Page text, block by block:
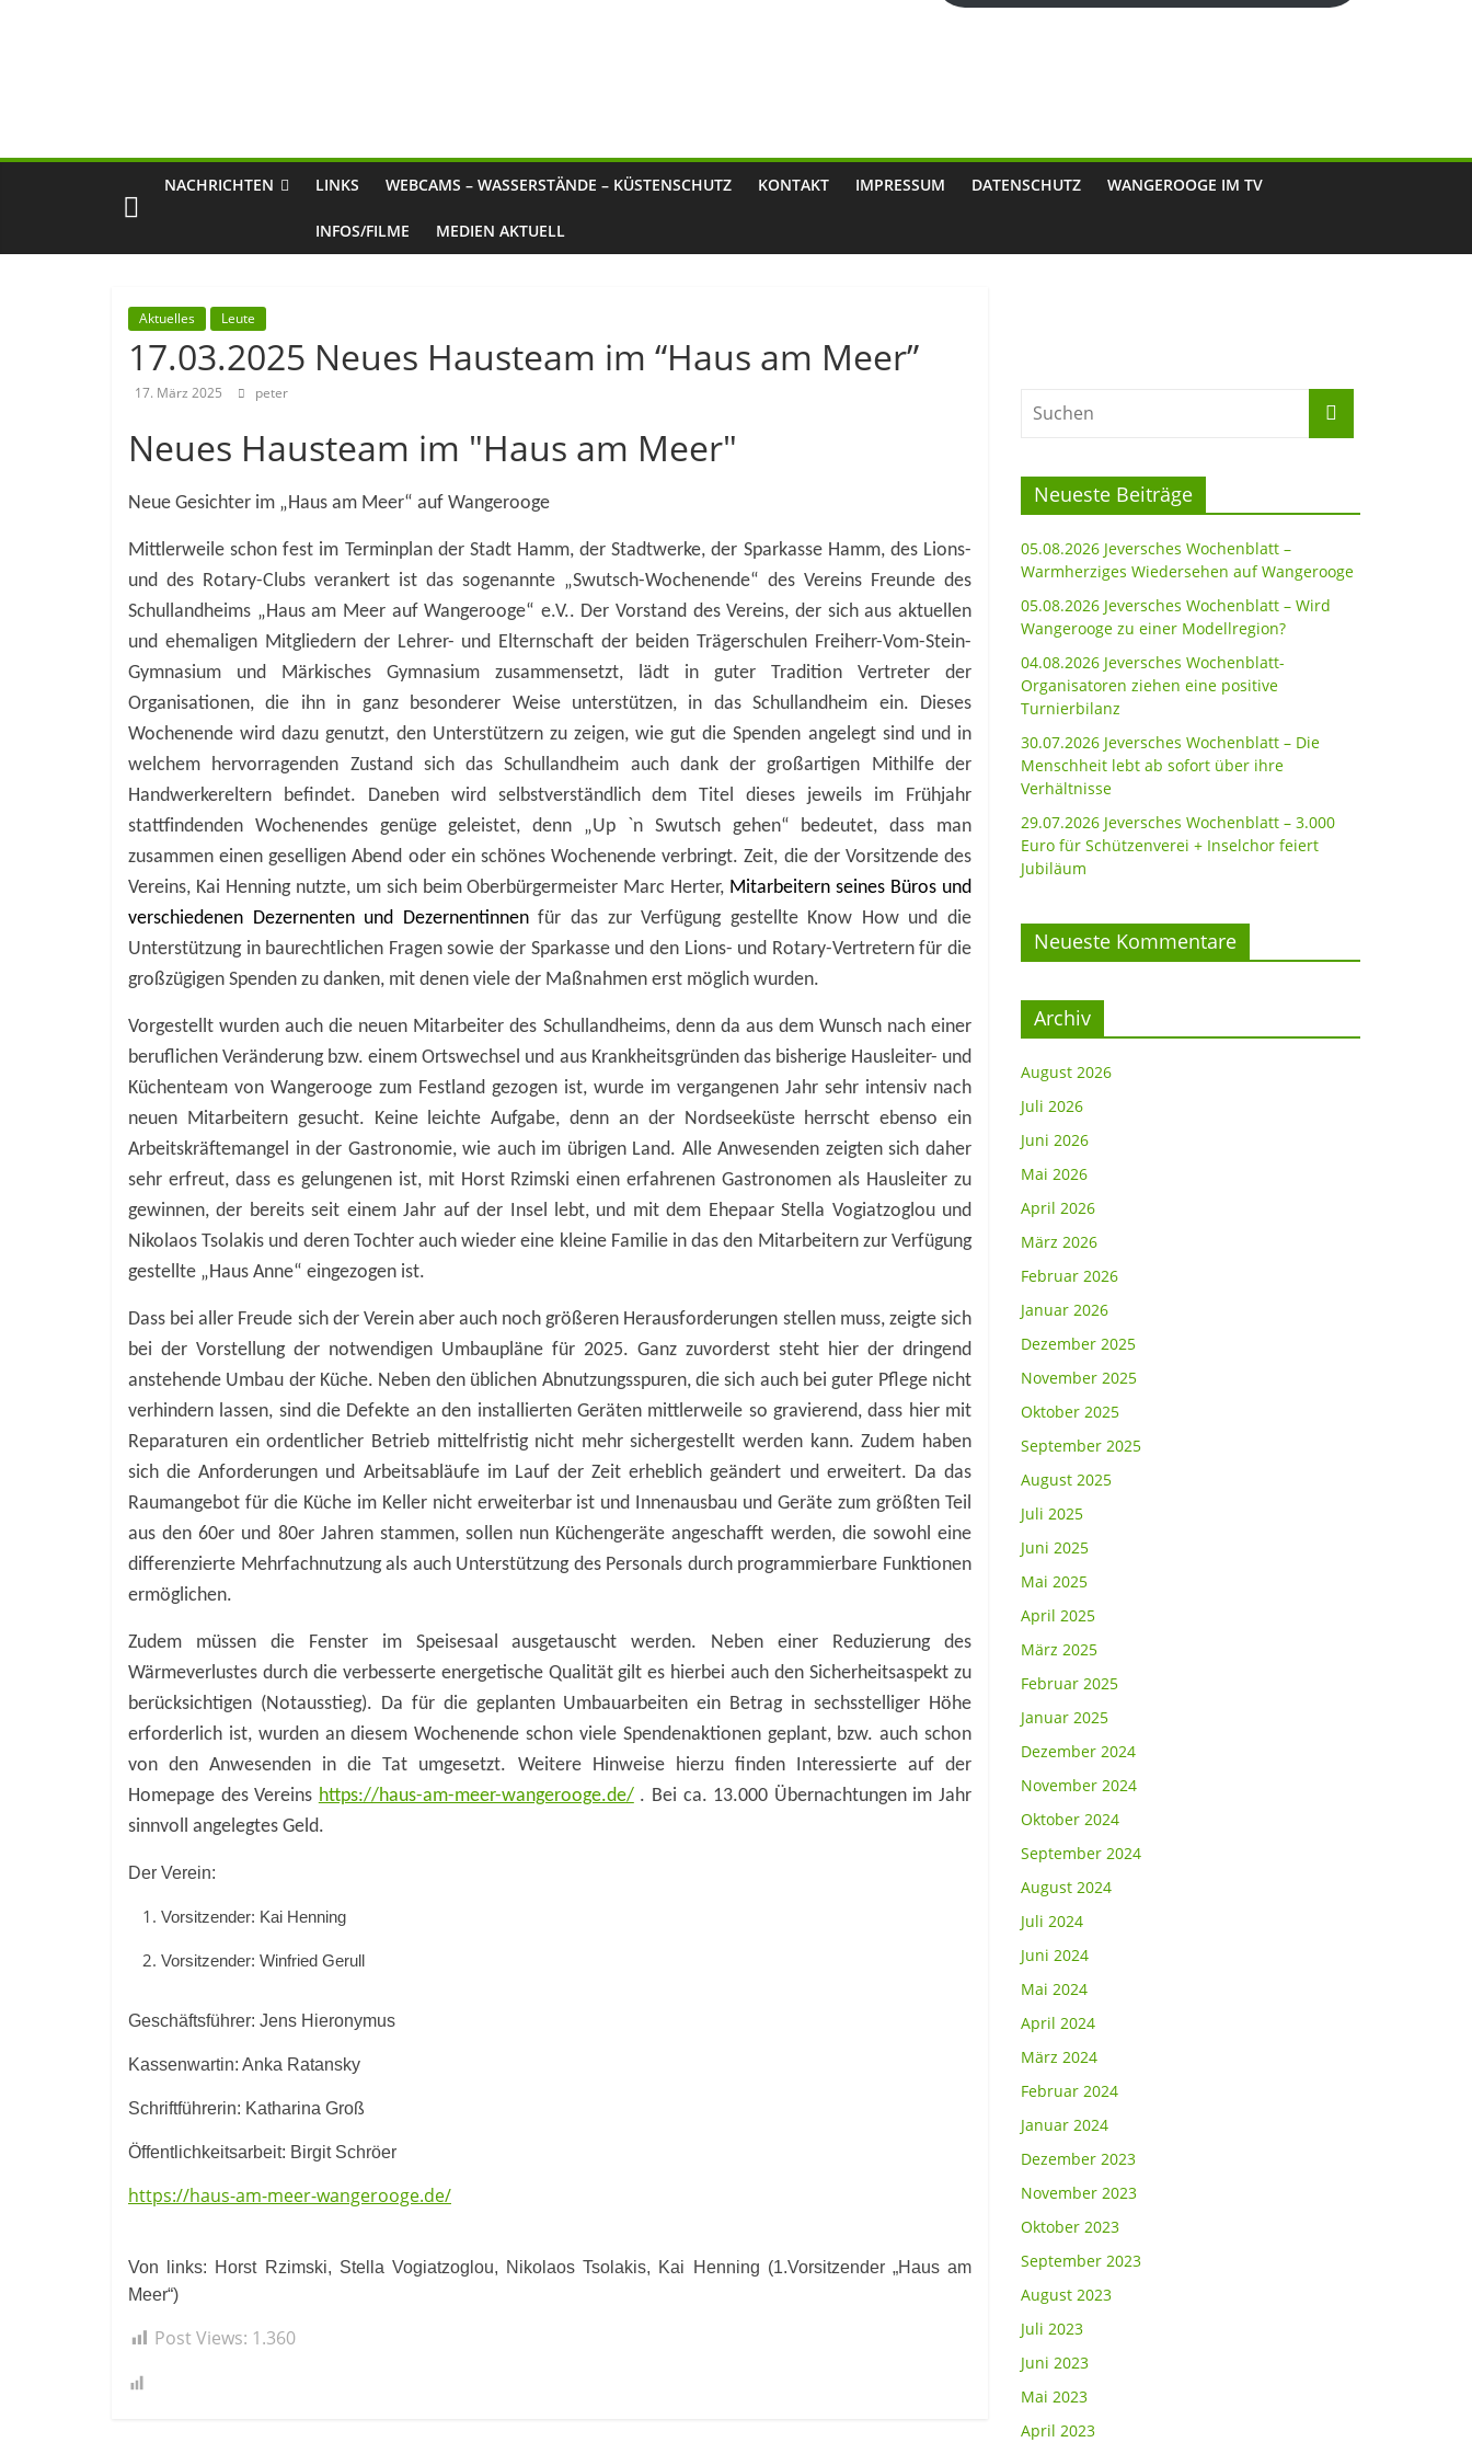
NACHRICHTEN LINKS WEBCAMS – WASSERSTÄNDE – KÜSTENSCHUTZ KONTAKT IMPRESSUM DATENSCHUTZ WANGEROOGE IM TV
INFOS/FILME MEDIEN AKTUELL
Aktuelles Leute
17.03.2025 Neues Hausteam im “Haus am Meer”
17. März 2025 peter
Neues Hausteam im "Haus am Meer"
Neue Gesichter im „Haus am Meer“ auf Wangerooge
Mittlerweile schon fest im Terminplan der Stadt Hamm, der Stadtwerke, der Sparkasse Hamm, des Lions-
und des Rotary-Clubs verankert ist das sogenannte „Swutsch-Wochenende“ des Vereins Freunde des
Schullandheims „Haus am Meer auf Wangerooge“ e.V.. Der Vorstand des Vereins, der sich aus aktuellen
und ehemaligen Mitgliedern der Lehrer- und Elternschaft der beiden Trägerschulen Freiherr-Vom-Stein-
Gymnasium und Märkisches Gymnasium zusammensetzt, lädt in guter Tradition Vertreter der
Organisationen, die ihn in ganz besonderer Weise unterstützen, in das Schullandheim ein. Dieses
Wochenende wird dazu genutzt, den Unterstützern zu zeigen, wie gut die Spenden angelegt sind und in
welchem hervorragenden Zustand sich das Schullandheim auch dank der großartigen Mithilfe der
Handwerkereltern befindet. Daneben wird selbstverständlich dem Titel dieses jeweils im Frühjahr
stattfindenden Wochenendes genüge geleistet, denn „Up `n Swutsch gehen“ bedeutet, dass man
zusammen einen geselligen Abend oder ein schönes Wochenende verbringt. Zeit, die der Vorsitzende des
Vereins, Kai Henning nutzte, um sich beim Oberbürgermeister Marc Herter, Mitarbeitern seines Büros und
verschiedenen Dezernenten und Dezernentinnenfür das zur Verfügung gestellte Know How und die
Unterstützung in baurechtlichen Fragen sowie der Sparkasse und den Lions- und Rotary-Vertretern für die
großzügigen Spenden zu danken, mit denen viele der Maßnahmen erst möglich wurden.
Vorgestellt wurden auch die neuen Mitarbeiter des Schullandheims, denn da aus dem Wunsch nach einer
beruflichen Veränderung bzw. einem Ortswechsel und aus Krankheitsgründen das bisherige Hausleiter- und
Küchenteam von Wangerooge zum Festland gezogen ist, wurde im vergangenen Jahr sehr intensiv nach
neuen Mitarbeitern gesucht. Keine leichte Aufgabe, denn an der Nordseeküste herrscht ebenso ein
Arbeitskräftemangel in der Gastronomie, wie auch im übrigen Land. Alle Anwesenden zeigten sich daher
sehr erfreut, dass es gelungenen ist, mit Horst Rzimski einen erfahrenen Gastronomen als Hausleiter zu
gewinnen, der bereits seit einem Jahr auf der Insel lebt, und mit dem Ehepaar Stella Vogiatzoglou und
Nikolaos Tsolakis und deren Tochter auch wieder eine kleine Familie in das den Mitarbeitern zur Verfügung
gestellte „Haus Anne“ eingezogen ist.
Dass bei aller Freude sich der Verein aber auch noch größeren Herausforderungen stellen muss, zeigte sich
bei der Vorstellung der notwendigen Umbaupläne für 2025. Ganz zuvorderst steht hier der dringend
anstehende Umbau der Küche. Neben den üblichen Abnutzungsspuren, die sich auch bei guter Pflege nicht
verhindern lassen, sind die Defekte an den installierten Geräten mittlerweile so gravierend, dass hier mit
Reparaturen ein ordentlicher Betrieb mittelfristig nicht mehr sichergestellt werden kann. Zudem haben
sich die Anforderungen und Arbeitsabläufe im Lauf der Zeit erheblich geändert und erweitert. Da das
Raumangebot für die Küche im Keller nicht erweiterbar ist und Innenausbau und Geräte zum größten Teil
aus den 60er und 80er Jahren stammen, sollen nun Küchengeräte angeschafft werden, die sowohl eine
differenzierte Mehrfachnutzung als auch Unterstützung des Personals durch programmierbare Funktionen
ermöglichen.
Zudem müssen die Fenster im Speisesaal ausgetauscht werden. Neben einer Reduzierung des
Wärmeverlustes durch die verbesserte energetische Qualität gilt es hierbei auch den Sicherheitsaspekt zu
berücksichtigen (Notausstieg). Da für die geplanten Umbauarbeiten ein Betrag in sechsstelliger Höhe
erforderlich ist, wurden an diesem Wochenende schon viele Spendenaktionen geplant, bzw. auch schon
von den Anwesenden in die Tat umgesetzt. Weitere Hinweise hierzu finden Interessierte auf der
Homepage des Vereins https://haus-am-meer-wangerooge.de/. Bei ca. 13.000 Übernachtungen im Jahr
sinnvoll angelegtes Geld.
Der Verein:
Vorsitzender: Kai Henning
Vorsitzender: Winfried Gerull
Geschäftsführer: Jens Hieronymus
Kassenwartin: Anka Ratansky
Schriftführerin: Katharina Groß
Öffentlichkeitsarbeit: Birgit Schröer
https://haus-am-meer-wangerooge.de/
Von links: Horst Rzimski, Stella Vogiatzoglou, Nikolaos Tsolakis, Kai Henning (1.Vorsitzender „Haus am
Meer“)
Post Views: 1.360
Neueste Beiträge
05.08.2026 Jeversches Wochenblatt –
Warmherziges Wiedersehen auf Wangerooge
05.08.2026 Jeversches Wochenblatt – Wird
Wangerooge zu einer Modellregion?
04.08.2026 Jeversches Wochenblatt-
Organisatoren ziehen eine positive
Turnierbilanz
30.07.2026 Jeversches Wochenblatt – Die
Menschheit lebt ab sofort über ihre
Verhältnisse
29.07.2026 Jeversches Wochenblatt – 3.000
Euro für Schützenverei + Inselchor feiert
Jubiläum
Neueste Kommentare
Archiv
August 2026
Juli 2026
Juni 2026
Mai 2026
April 2026
März 2026
Februar 2026
Januar 2026
Dezember 2025
November 2025
Oktober 2025
September 2025
August 2025
Juli 2025
Juni 2025
Mai 2025
April 2025
März 2025
Februar 2025
Januar 2025
Dezember 2024
November 2024
Oktober 2024
September 2024
August 2024
Juli 2024
Juni 2024
Mai 2024
April 2024
März 2024
Februar 2024
Januar 2024
Dezember 2023
November 2023
Oktober 2023
September 2023
August 2023
Juli 2023
Juni 2023
Mai 2023
April 2023